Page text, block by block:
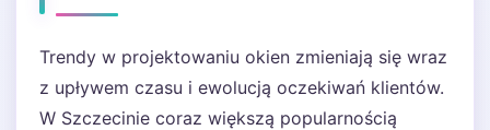
Trendy w projektowaniu okien zmieniają się wraz
z upływem czasu i ewolucją oczekiwań klientów.
W Szczecinie coraz większą popularnością